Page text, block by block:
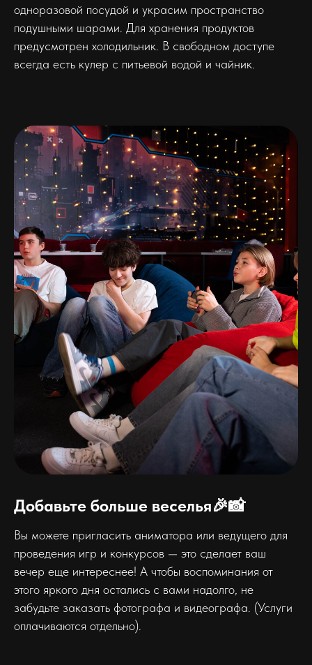
одноразовой посудой и украсим пространство
подушными шарами. Для хранения продуктов
предусмотрен холодильник. В свободном доступе
всегда есть кулер с питьевой водой и чайник.
Добавьте больше веселья🎉📸
Вы можете пригласить аниматора или ведущего для
проведения игр и конкурсов — это сделает ваш
вечер еще интереснее! А чтобы воспоминания от
этого яркого дня остались с вами надолго, не
забудьте заказать фотографа и видеографа. (Услуги
оплачиваются отдельно).